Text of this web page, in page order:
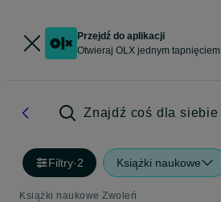
Przejdź do aplikacji
Otwieraj OLX jednym tapnięciem
Znajdź coś dla siebie
Filtry·2 Książki naukowe
Książki naukowe Zwoleń